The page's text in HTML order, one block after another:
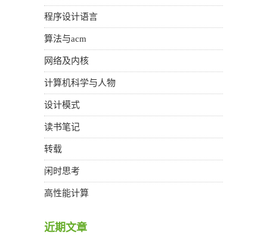
程序设计语言
算法与acm
网络及内核
计算机科学与人物
设计模式
读书笔记
转载
闲时思考
高性能计算
近期文章